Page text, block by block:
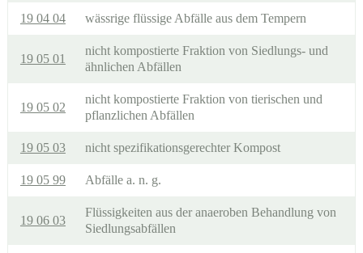
19 04 04 wässrige flüssige Abfälle aus dem Tempern
19 05 01
nicht kompostierte Fraktion von Siedlungs- und
ähnlichen Abfällen
19 05 02
nicht kompostierte Fraktion von tierischen und
pflanzlichen Abfällen
19 05 03 nicht spezifikationsgerechter Kompost
19 05 99 Abfälle a. n. g.
19 06 03
Flüssigkeiten aus der anaeroben Behandlung von
Siedlungsabfällen